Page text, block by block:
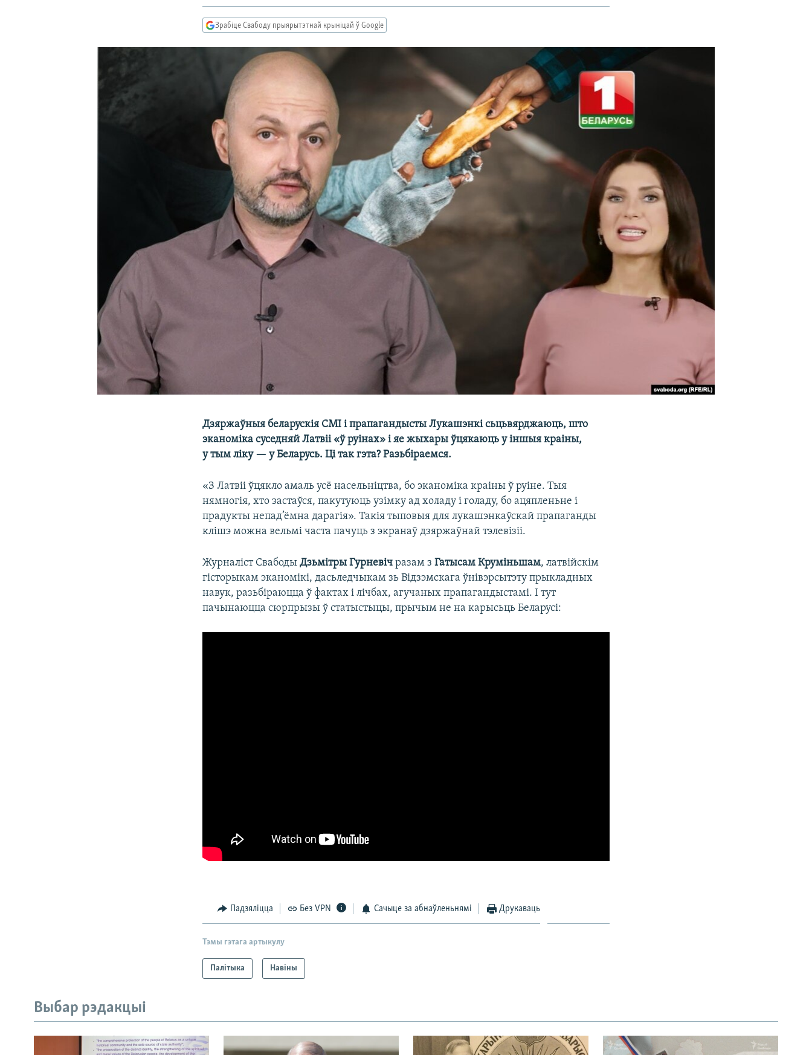
Зрабіце Свабоду прыярытэтнай крыніцай ў Google
Дзяржаўныя беларускія СМІ і прапагандысты Лукашэнкі сьцьвярджаюць, што
эканоміка суседняй Латвіі «ў руінах» і яе жыхары ўцякаюць у іншыя краіны,
у тым ліку — у Беларусь. Ці так гэта? Разьбіраемся.
«З Латвіі ўцякло амаль усё насельніцтва, бо эканоміка краіны ў руіне. Тыя
нямногія, хто застаўся, пакутуюць узімку ад холаду і голаду, бо ацяпленьне і
прадукты непад’ёмна дарагія». Такія тыповыя для лукашэнкаўскай прапаганды
клішэ можна вельмі часта пачуць з экранаў дзяржаўнай тэлевізіі.
Журналіст СвабодыДзьмітры Гурневіч разам зГатысам Круміньшам, латвійскім
гісторыкам эканомікі, дасьледчыкам зь Відзэмскага ўнівэрсытэту прыкладных
навук, разьбіраюцца ў фактах і лічбах, агучаных прапагандыстамі. І тут
пачынаюцца сюрпрызы ў статыстыцы, прычым не на карысьць Беларусі:
Падзяліцца Без VPN Сачыце за абнаўленьнямі Друкаваць
Тэмы гэтага артыкулу
Палітыка Навіны
Выбар рэдакцыі